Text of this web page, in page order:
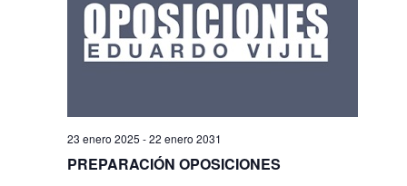
23 enero 2025 -22 enero 2031
PREPARACIÓN OPOSICIONES